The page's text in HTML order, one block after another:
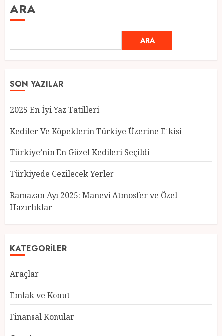
ARA
ARA
SON YAZILAR
2025 En İyi Yaz Tatilleri
Kediler Ve Köpeklerin Türkiye Üzerine Etkisi
Türkiye’nin En Güzel Kedileri Seçildi
Türkiyede Gezilecek Yerler
Ramazan Ayı 2025: Manevi Atmosfer ve Özel
Hazırlıklar
KATEGORILER
Araçlar
Emlak ve Konut
Finansal Konular
Türkiye’nin En Güzel Kedileri
Seçildi
12 MART 2025
4